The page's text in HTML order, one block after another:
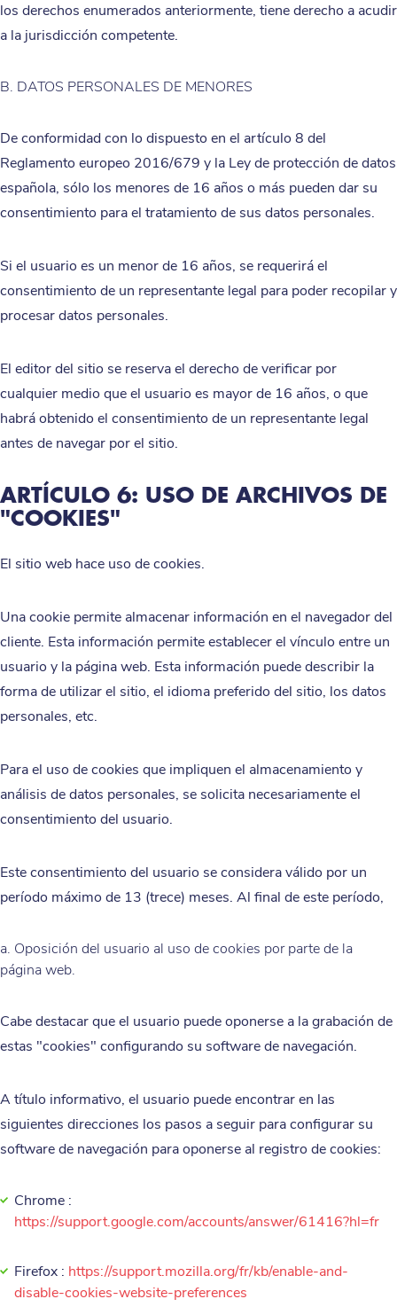
los derechos enumerados anteriormente, tiene derecho a acudir
a la jurisdicción competente.
B. DATOS PERSONALES DE MENORES
De conformidad con lo dispuesto en el artículo 8 del
Reglamento europeo 2016/679 y la Ley de protección de datos
española, sólo los menores de 16 años o más pueden dar su
consentimiento para el tratamiento de sus datos personales.
Si el usuario es un menor de 16 años, se requerirá el
consentimiento de un representante legal para poder recopilar y
procesar datos personales.
El editor del sitio se reserva el derecho de verificar por
cualquier medio que el usuario es mayor de 16 años, o que
habrá obtenido el consentimiento de un representante legal
antes de navegar por el sitio.
ARTÍCULO 6: USO DE ARCHIVOS DE
"COOKIES"
El sitio web hace uso de cookies.
Una cookie permite almacenar información en el navegador del
cliente. Esta información permite establecer el vínculo entre un
usuario y la página web. Esta información puede describir la
forma de utilizar el sitio, el idioma preferido del sitio, los datos
personales, etc.
Para el uso de cookies que impliquen el almacenamiento y
análisis de datos personales, se solicita necesariamente el
consentimiento del usuario.
Este consentimiento del usuario se considera válido por un
período máximo de 13 (trece) meses. Al final de este período,
a. Oposición del usuario al uso de cookies por parte de la
página web.
Cabe destacar que el usuario puede oponerse a la grabación de
estas "cookies" configurando su software de navegación.
A título informativo, el usuario puede encontrar en las
siguientes direcciones los pasos a seguir para configurar su
software de navegación para oponerse al registro de cookies:
Chrome :
https://support.google.com/accounts/answer/61416?hl=fr
Firefox : https://support.mozilla.org/fr/kb/enable-and-
disable-cookies-website-preferences